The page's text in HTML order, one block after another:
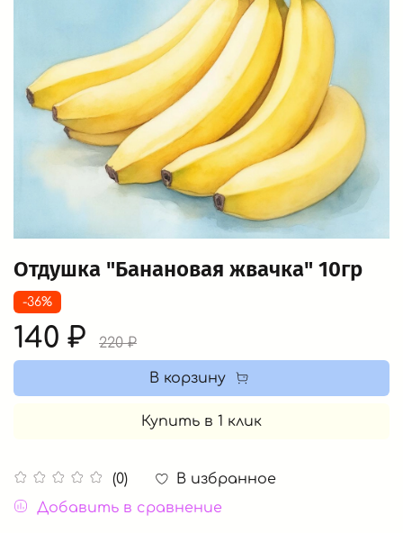
Отдушка "Банановая жвачка" 10гр
(0)
В избранное
Добавить в сравнение
-36%
140 ₽ 220 ₽
В корзину
Купить в 1 клик